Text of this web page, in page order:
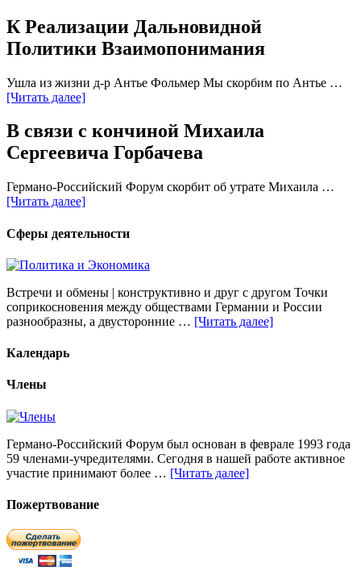
К Реализации Дальновидной
Политики Взаимопонимания
Ушла из жизни д-р Антье Фольмер Мы скорбим по Антье …
[Читать далее]
В связи с кончиной Михаила
Сергеевича Горбачева
Германо-Российский Форум скорбит об утрате Михаила …
[Читать далее]
Сферы деятельности
Встречи и обмены | конструктивно и друг с другом Точки
соприкосновения между обществами Германии и России
разнообразны, а двусторонние … [Читать далее]
Календарь
Члены
Германо-Российский Форум был основан в феврале 1993 года
59 членами-учредителями. Сегодня в нашей работе активное
участие принимают более … [Читать далее]
Пожертвование